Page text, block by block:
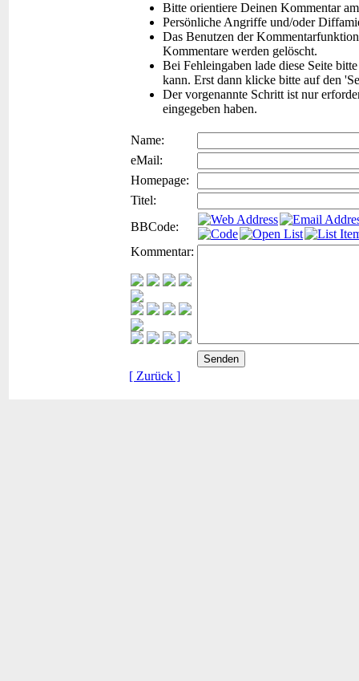
Bitte orientiere Deinen Kommentar
Persönliche Angriffe und/oder
Das Benutzen der
Kommentare werden gelöscht.
Bei Fehleingaben lade diese Seite
kann. Erst dann klicke bitte auf den
Der vorgenannte Schritt ist nur
eingegeben haben.
Name:
eMail:
Homepage:
Titel:
BBCode:
Kommentar:
[ Zurück ]